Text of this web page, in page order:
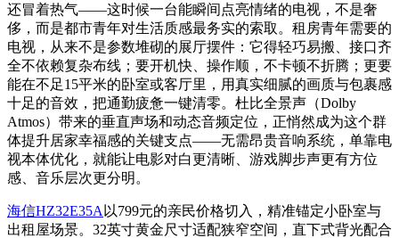
还冒着热气——这时候一台能瞬间点亮情绪的电视，不是奢
侈，而是都市青年对生活质感最务实的索取。租房青年需要的
电视，从来不是参数堆砌的展厅摆件：它得轻巧易搬、接口齐
全不依赖复杂布线；要开机快、操作顺，不卡顿不折腾；更要
能在不足15平米的卧室或客厅里，用真实细腻的画质与包裹感
十足的音效，把通勤疲惫一键清零。杜比全景声（Dolby
Atmos）带来的垂直声场和动态音频定位，正悄然成为这个群
体提升居家幸福感的关键支点——无需昂贵音响系统，单靠电
视本体优化，就能让电影对白更清晰、游戏脚步声更有方位
感、音乐层次更分明。
海信HZ32E35A 以799元的亲民价格切入，精准锚定小卧室与
出租屋场景。32英寸黄金尺寸适配狭窄空间，直下式背光配合